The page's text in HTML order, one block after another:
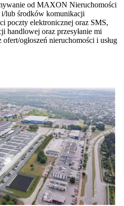
od MAXON Nieruchomości
i/lub środków komunikacji
poczty elektronicznej oraz SMS,
handlowej oraz przesyłanie mi
ogłoszeń nieruchomości i usług